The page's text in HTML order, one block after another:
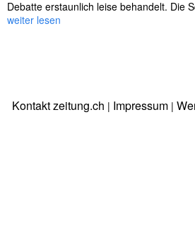
Debatte erstaunlich leise behandelt. Die
weiter lesen
Kontakt zeitung.ch | Impressum|